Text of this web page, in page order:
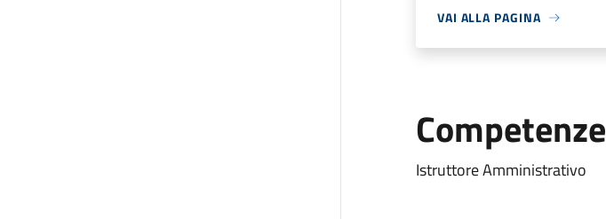
VAI ALLA PAGINA
Competenze
Istruttore Amministrativo